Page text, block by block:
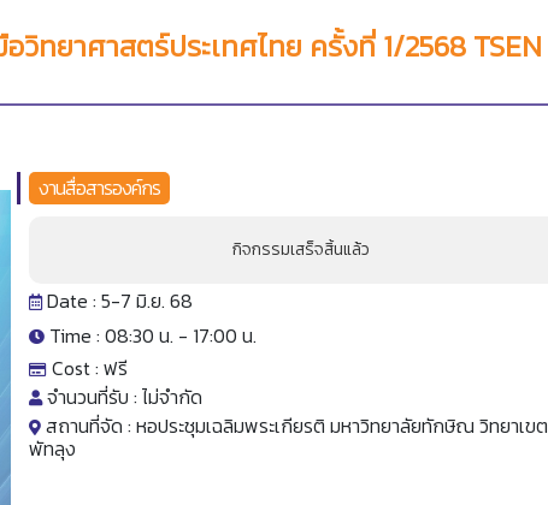
ทยาศาสตร์ประเทศไทย ครั้งที่ 1/2568 TSEN
งานสื่อสารองค์กร
กิจกรรมเสร็จสิ้นแล้ว
Date : 5-7 มิ.ย. 68
Time : 08:30 น. - 17:00 น.
Cost : ฟรี
จำนวนที่รับ : ไม่จำกัด
สถานที่จัด : หอประชุมเฉลิมพระเกียรติ มหาวิทยาลัยทักษิณ วิทยาเขต
พัทลุง